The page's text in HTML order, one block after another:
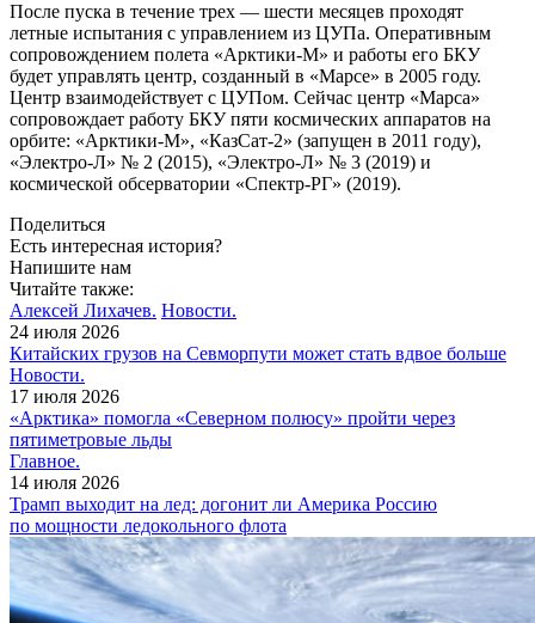
После пуска в течение трех — шести месяцев проходят
летные испытания с управлением из ЦУПа. Оперативным
сопровождением полета «Арктики-М» и работы его БКУ
будет управлять центр, созданный в «Марсе» в 2005 году.
Центр взаимодействует с ЦУПом. Сейчас центр «Марса»
сопровождает работу БКУ пяти космических аппаратов на
орбите: «Арктики-М», «КазСат-2» (запущен в 2011 году),
«Электро-Л» № 2 (2015), «Электро-Л» № 3 (2019) и
космической обсерватории «Спектр-РГ» (2019).
Поделиться
Есть интересная история?
Напишите нам
Читайте также:
Алексей Лихачев. Новости.
24 июля 2026
Китайских грузов на Севморпути может стать вдвое больше
Новости.
17 июля 2026
«Арктика» помогла «Северном полюсу» пройти через
пятиметровые льды
Главное.
14 июля 2026
Трамп выходит на лед: догонит ли Америка Россию
по мощности ледокольного флота